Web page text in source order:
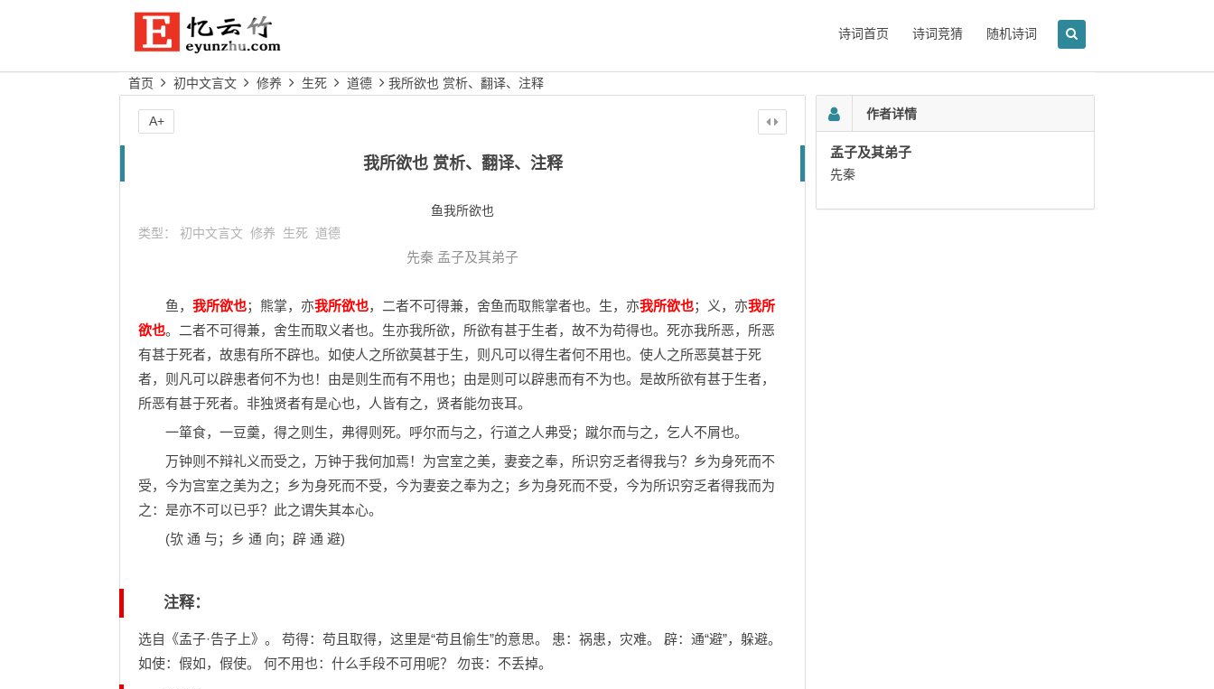
诗词首页 诗词竞猜 随机诗词
首页 初中文言文 修养 生死 道德 我所欲也 赏析、翻译、注释
我所欲也 赏析、翻译、注释
鱼我所欲也
类型： 初中文言文 修养 生死 道德
先秦 孟子及其弟子
鱼， 我所欲也；熊掌，亦我所欲也，二者不可得兼，舍鱼而取熊掌者也。生，亦我所欲也；义，亦我所
欲也。二者不可得兼，舍生而取义者也。生亦我所欲，所欲有甚于生者，故不为苟得也。死亦我所恶，所恶
有甚于死者，故患有所不辟也。如使人之所欲莫甚于生，则凡可以得生者何不用也。使人之所恶莫甚于死
者，则凡可以辟患者何不为也！由是则生而有不用也；由是则可以辟患而有不为也。是故所欲有甚于生者，
所恶有甚于死者。非独贤者有是心也，人皆有之，贤者能勿丧耳。
一箪食，一豆羹，得之则生，弗得则死。呼尔而与之，行道之人弗受；蹴尔而与之，乞人不屑也。
万钟则不辩礼义而受之，万钟于我何加焉！为宫室之美，妻妾之奉，所识穷乏者得我与？乡为身死而不
受，今为宫室之美为之；乡为身死而不受，今为妻妾之奉为之；乡为身死而不受，今为所识穷乏者得我而为
之：是亦不可以已乎？此之谓失其本心。
(欤 通 与；乡 通 向；辟 通 避)
注释：
选自《孟子·告子上》。 苟得：苟且取得，这里是“苟且偷生”的意思。 患：祸患，灾难。 辟：通“避”，躲避。
如使：假如，假使。 何不用也：什么手段不可用呢？ 勿丧：不丢掉。
A+ 作者详情
孟子及其弟子
先秦